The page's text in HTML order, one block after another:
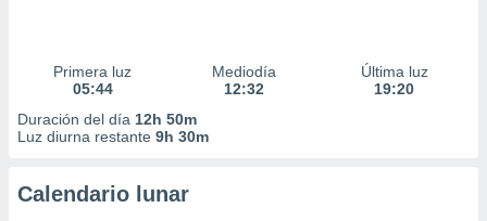
Primera luz
05:44
Mediodía
12:32
Última luz
19:20
Duración del día 12h 50m
Luz diurna restante 9h 30m
Calendario lunar